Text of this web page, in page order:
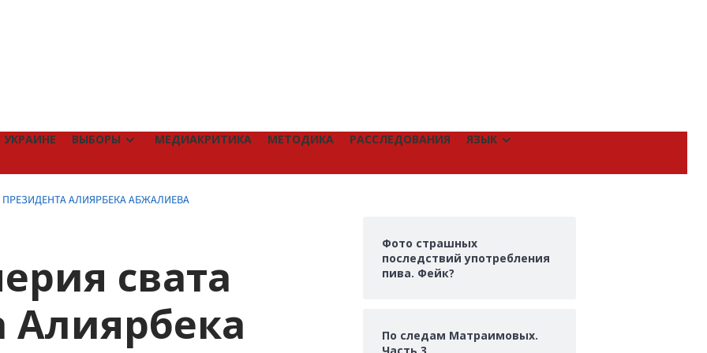
ВЫБОРЫ МЕДИАКРИТИКА МЕТОДИКА РАССЛЕДОВАНИЯ ЯЗЫК
АЛИЯРБЕКА АБЖАЛИЕВА
свата
Алиярбека
Фото страшных
последствий употребления
пива. Фейк?
По следам Матраимовых.